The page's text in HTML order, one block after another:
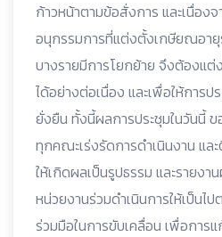
ก้าวหน้าตามข้อสั่งการ และเนื่อง
อนุกรรมการที่แต่งตั้งเกษียณอายุ
บางรายมีการโยกย้าย จึงต้องแต่
ได้อย่างต่อเนื่อง และเพื่อให้การป
ยั่งยืน ทั้งนี้ผลการประชุมในวันนี้
ทุกคณะเร่งรัดการดำเนินงาน แ
ให้เกิดผลเป็นรูปธรรม และรายงา
หน่วยงานร่วมดำเนินการให้เป็นไ
ร่วมมือในการขับเคลื่อน เพื่อการ